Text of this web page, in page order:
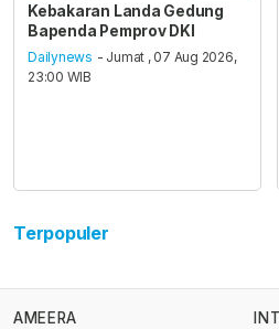
Kebakaran Landa Gedung
Bapenda Pemprov DKI
Dailynews - Jumat , 07 Aug 2026,
23:00 WIB
Terpopuler
AMEERA